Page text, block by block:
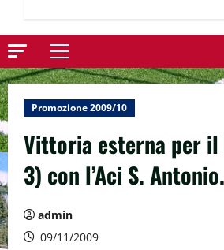
Menu
principale
Promozione 2009/10
Vittoria esterna per il
3) con l’Aci S. Antonio.
admin
09/11/2009